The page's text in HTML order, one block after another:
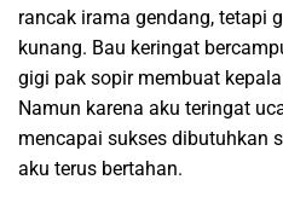
rancak irama gendang, tetapi
kunang. Bau keringat
gigi pak sopir membuat
Namun karena aku teringat
mencapai sukses dibutuhkan
aku terus bertahan.